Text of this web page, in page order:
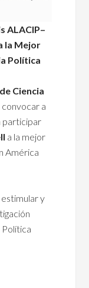
ALACIP–
la Mejor
Política
Ciencia
a
participar
a la mejor
América
y
Política